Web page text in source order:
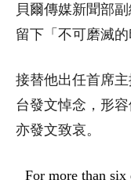
貝爾傳媒新聞部
留下「不可磨滅的
接替他出任首席
台發文悼念，形
亦發文致哀。
For more than six